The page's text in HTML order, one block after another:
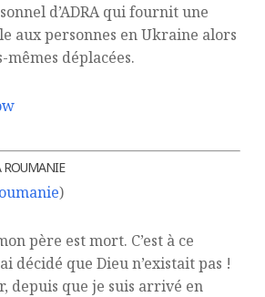
d’ADRA qui fournit une
aux personnes en Ukraine alors
mêmes déplacées.
ROUMANIE
)
père est mort. C’est à ce
décidé que Dieu n’existait pas !
depuis que je suis arrivé en